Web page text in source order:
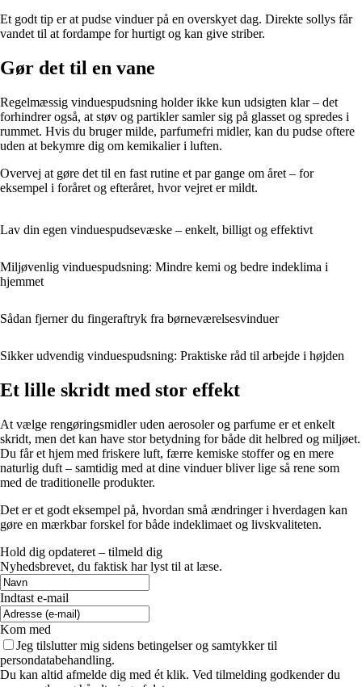
Et godt tip er at pudse vinduer på en overskyet dag. Direkte sollys får
vandet til at fordampe for hurtigt og kan give striber.
Gør det til en vane
Regelmæssig vinduespudsning holder ikke kun udsigten klar – det
forhindrer også, at støv og partikler samler sig på glasset og spredes i
rummet. Hvis du bruger milde, parfumefri midler, kan du pudse oftere
uden at bekymre dig om kemikalier i luften.
Overvej at gøre det til en fast rutine et par gange om året – for
eksempel i foråret og efteråret, hvor vejret er mildt.
Lav din egen vinduespudsevæske – enkelt, billigt og effektivt
Miljøvenlig vinduespudsning: Mindre kemi og bedre indeklima i
hjemmet
Sådan fjerner du fingeraftryk fra børneværelsesvinduer
Sikker udvendig vinduespudsning: Praktiske råd til arbejde i højden
Et lille skridt med stor effekt
At vælge rengøringsmidler uden aerosoler og parfume er et enkelt
skridt, men det kan have stor betydning for både dit helbred og miljøet.
Du får et hjem med friskere luft, færre kemiske stoffer og en mere
naturlig duft – samtidig med at dine vinduer bliver lige så rene som
med de traditionelle produkter.
Det er et godt eksempel på, hvordan små ændringer i hverdagen kan
gøre en mærkbar forskel for både indeklimaet og livskvaliteten.
Hold dig opdateret – tilmeld dig
Nyhedsbrevet, du faktisk har lyst til at læse.
Indtast e-mail
Kom med
Jeg tilslutter mig sidens betingelser og samtykker til
persondatabehandling.
Du kan altid afmelde dig med ét klik. Ved tilmelding godkender du